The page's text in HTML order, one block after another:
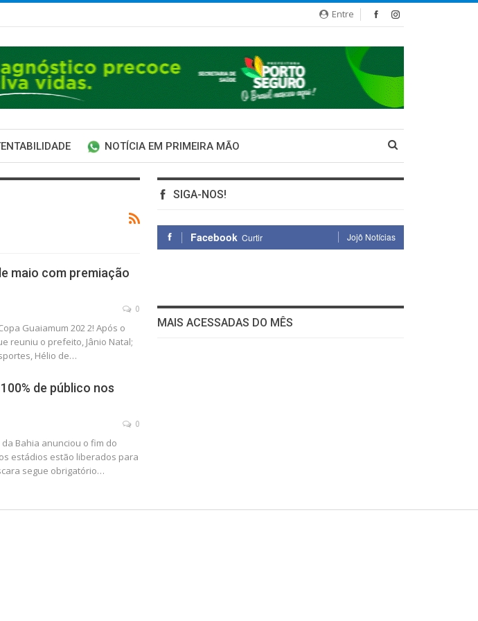
Entre
NOTÍCIA EM PRIMEIRA MÃO
maio com premiação
0
Guaiamum 202 2! Após o
reuniu o prefeito, Jânio Natal;
Hélio de…
de público nos
0
Bahia anunciou o fim do
estádios estão liberados para
segue obrigatório…
SIGA-NOS!
Facebook Curtir Jojô Notícias
MAIS ACESSADAS DO MÊS